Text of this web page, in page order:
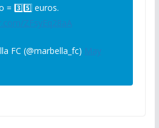
= 3️⃣5️⃣ euros.
ZFsyEq28aA
FC (@marbella_fc) May